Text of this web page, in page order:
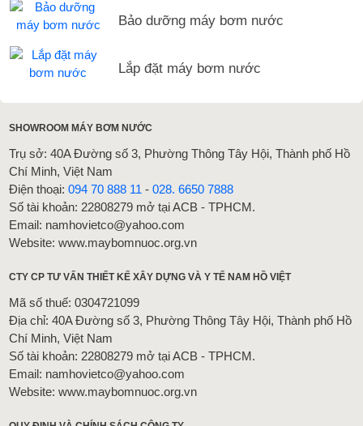
Bảo dưỡng máy bơm nước
Lắp đặt máy bơm nước
SHOWROOM MÁY BƠM NƯỚC
Trụ sở: 40A Đường số 3, Phường Thông Tây Hội, Thành phố Hồ
Chí Minh, Việt Nam
Điện thoại:094 70 888 11 -028. 6650 7888
Số tài khoản: 22808279 mở tại ACB - TPHCM.
Email: namhovietco@yahoo.com
Website: www.maybomnuoc.org.vn
CTY CP TƯ VẤN THIẾT KẾ XÂY DỰNG VÀ Y TẾ NAM HỒ VIỆT
Mã số thuế: 0304721099
Địa chỉ: 40A Đường số 3, Phường Thông Tây Hội, Thành phố Hồ
Chí Minh, Việt Nam
Số tài khoản: 22808279 mở tại ACB - TPHCM.
Email: namhovietco@yahoo.com
Website: www.maybomnuoc.org.vn